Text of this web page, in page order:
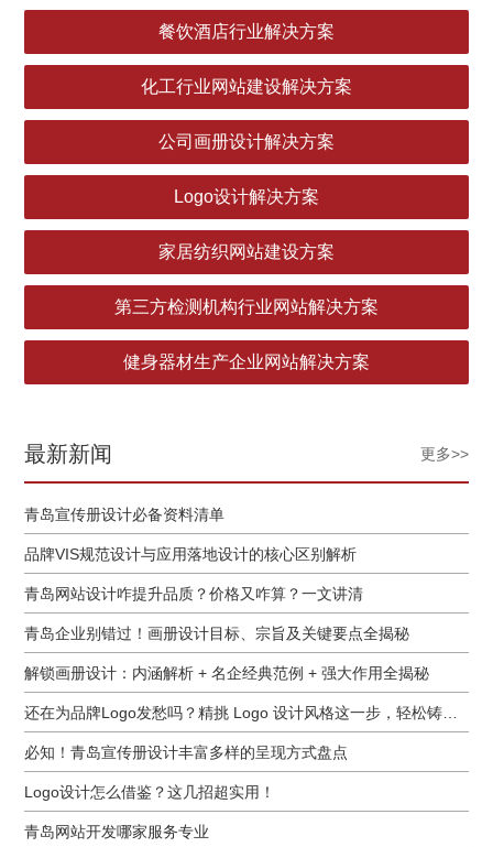
餐饮酒店行业解决方案
化工行业网站建设解决方案
公司画册设计解决方案
Logo设计解决方案
家居纺织网站建设方案
第三方检测机构行业网站解决方案
健身器材生产企业网站解决方案
最新新闻 更多>>
青岛宣传册设计必备资料清单
品牌VIS规范设计与应用落地设计的核心区别解析
青岛网站设计咋提升品质？价格又咋算？一文讲清
青岛企业别错过！画册设计目标、宗旨及关键要点全揭秘
解锁画册设计：内涵解析 + 名企经典范例 + 强大作用全揭秘
必知！青岛宣传册设计丰富多样的呈现方式盘点
Logo设计怎么借鉴？这几招超实用！
青岛网站开发哪家服务专业